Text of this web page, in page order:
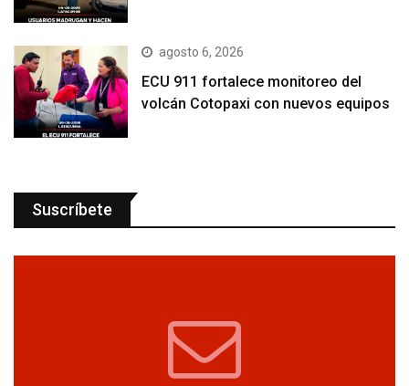
agosto 6, 2026
ECU 911 fortalece monitoreo del
volcán Cotopaxi con nuevos equipos
Suscríbete